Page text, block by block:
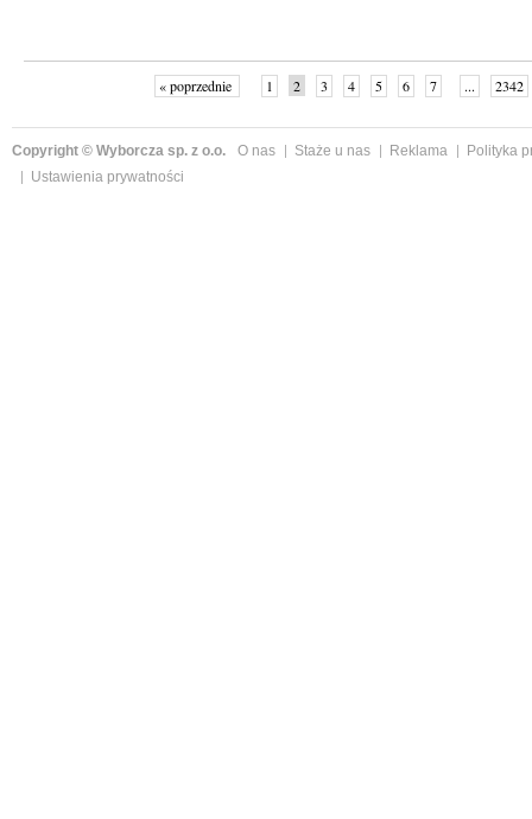
« poprzednie 1 2 3 4 5 6 7 ... 2342
Copyright © Wyborcza sp. z o.o. O nas Staże u nas Reklama
Polityka
Ustawienia prywatności